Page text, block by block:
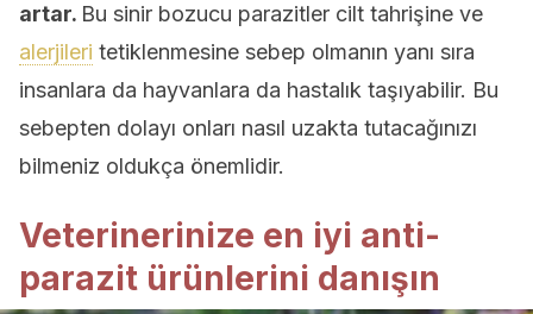
artar. Bu sinir bozucu parazitler cilt tahrişine ve
alerjileri tetiklenmesine sebep olmanın yanı sıra
insanlara da hayvanlara da hastalık taşıyabilir. Bu
sebepten dolayı onları nasıl uzakta tutacağınızı
bilmeniz oldukça önemlidir.
Veterinerinize en iyi anti-
parazit ürünlerini danışın